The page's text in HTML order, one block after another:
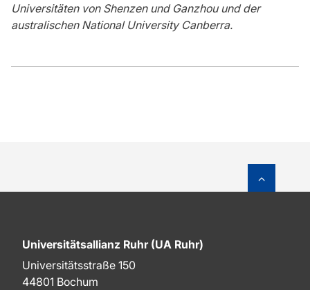
Universitäten von Shenzen und Ganzhou und der
australischen National University Canberra.
Universitätsallianz Ruhr (UA Ruhr)
Universitätsstraße 150
44801 Bochum